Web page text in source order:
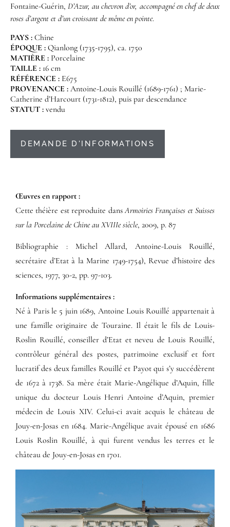
Fontaine-Guérin,D’Azur, au chevron d’or, accompagné en chef de deux
roses d’argent et d’un croissant de même en pointe.
PAYS : Chine
ÉPOQUE : Qianlong (1735-1795), ca. 1750
MATIÈRE : Porcelaine
TAILLE : 16 cm
RÉFÉRENCE : E675
PROVENANCE : Antoine-Louis Rouillé (1689-1761) ; Marie-
Catherine d’Harcourt (1731-1812), puis par descendance
STATUT : vendu
DEMANDE D'INFORMATIONS
Œuvres en rapport :​
Cette théière est reproduite dansArmoiries Françaises et Suisses
sur la Porcelaine de Chine au XVIIIe siècle, 2009, p. 87
Bibliographie : Michel Allard, Antoine-Louis Rouillé,
secrétaire d’Etat à la Marine 1749-1754), Revue d’histoire des
sciences, 1977, 30-2, pp. 97-103.
Informations supplémentaires​ :​
Né à Paris le 5 juin 1689, Antoine Louis Rouillé appartenait à
une famille originaire de Touraine. Il était le fils de Louis-
Roslin Rouillé, conseiller d’Etat et neveu de Louis Rouillé,
contrôleur général des postes, patrimoine exclusif et fort
lucratif des deux familles Rouillé et Payot qui s’y succédèrent
de 1672 à 1738. Sa mère était Marie-Angélique d’Aquin, fille
unique du docteur Louis Henri Antoine d’Aquin, premier
médecin de Louis XIV. Celui-ci avait acquis le château de
Jouy-en-Josas en 1684. Marie-Angélique avait épousé en 1686
Louis Roslin Rouillé, à qui furent vendus les terres et le
château de Jouy-en-Josas en 1701.